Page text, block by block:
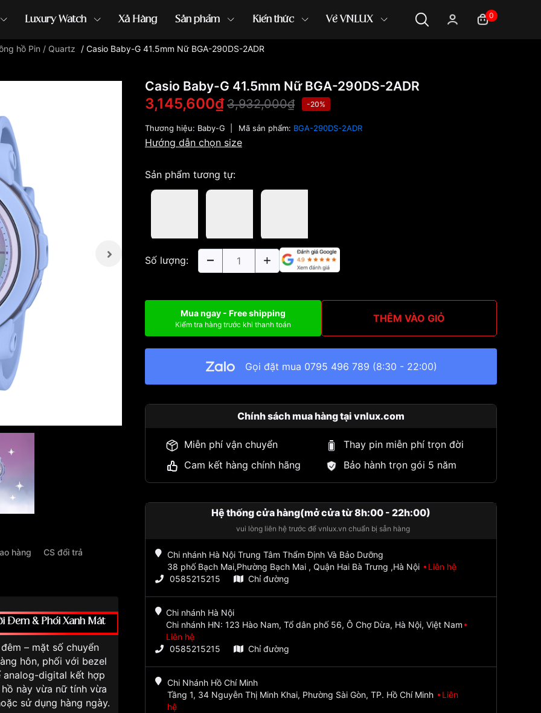
Luxury Watch Xả Hàng Sản phẩm Kiến thức Về VNLUX 0
hồ G-Shock đồng hồ Orient ...
hồ Pin / Quartz / Casio Baby-G 41.5mm Nữ BGA-290DS-2ADR
hàng CS đổi trả
Đêm & Phối Xanh Mát
– mặt số chuyển
hôn, phối với bezel
analog-digital kết hợp
này vừa nữ tính vừa
sử dụng hàng ngày.
Casio Baby-G 41.5mm Nữ BGA-290DS-2ADR
3,145,600₫ 3,932,000₫ -20%
Thương hiệu: Baby-G Mã sản phẩm: BGA-290DS-2ADR
Hướng dẫn chọn size
Sản phẩm tương tự:
Số lượng:
Mua ngay - Free shipping
Kiểm tra hàng trước khi thanh toán THÊM VÀO GIỎ
Gọi đặt mua 0795 496 789 (8:30 - 22:00)
Chính sách mua hàng tại vnlux.com
Miễn phí vận chuyển
Thay pin miễn phí trọn đời
Cam kết hàng chính hãng
Bảo hành trọn gói 5 năm
Hệ thống cửa hàng(mở cửa từ 8h:00 - 22h:00)
vui lòng liên hệ trước để vnlux.vn chuẩn bị sẵn hàng
Chi nhánh Hà Nội Trung Tâm Thẩm Định Và Bảo Dưỡng
38 phố Bạch Mai,Phường Bạch Mai , Quận Hai Bà Trưng ,Hà Nội
Liên hệ
0585215215
Chỉ đường
Chi nhánh Hà Nội
Chi nhánh HN: 123 Hào Nam, Tổ dân phố 56, Ô Chợ Dừa, Hà Nội, Việt Nam
Liên hệ
0585215215
Chỉ đường
Chi Nhánh Hồ Chí Minh
Tầng 1, 34 Nguyễn Thị Minh Khai, Phường Sài Gòn, TP. Hồ Chí Minh
Liên
hệ